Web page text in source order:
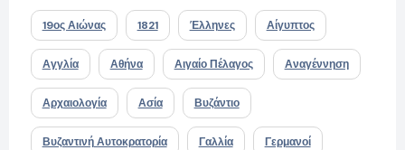
19ος Αιώνας 1821 Έλληνες Αίγυπτος
Αγγλία Αθήνα Αιγαίο Πέλαγος Αναγέννηση
Αρχαιολογία Ασία Βυζάντιο
Βυζαντινή Αυτοκρατορία Γαλλία Γερμανοί